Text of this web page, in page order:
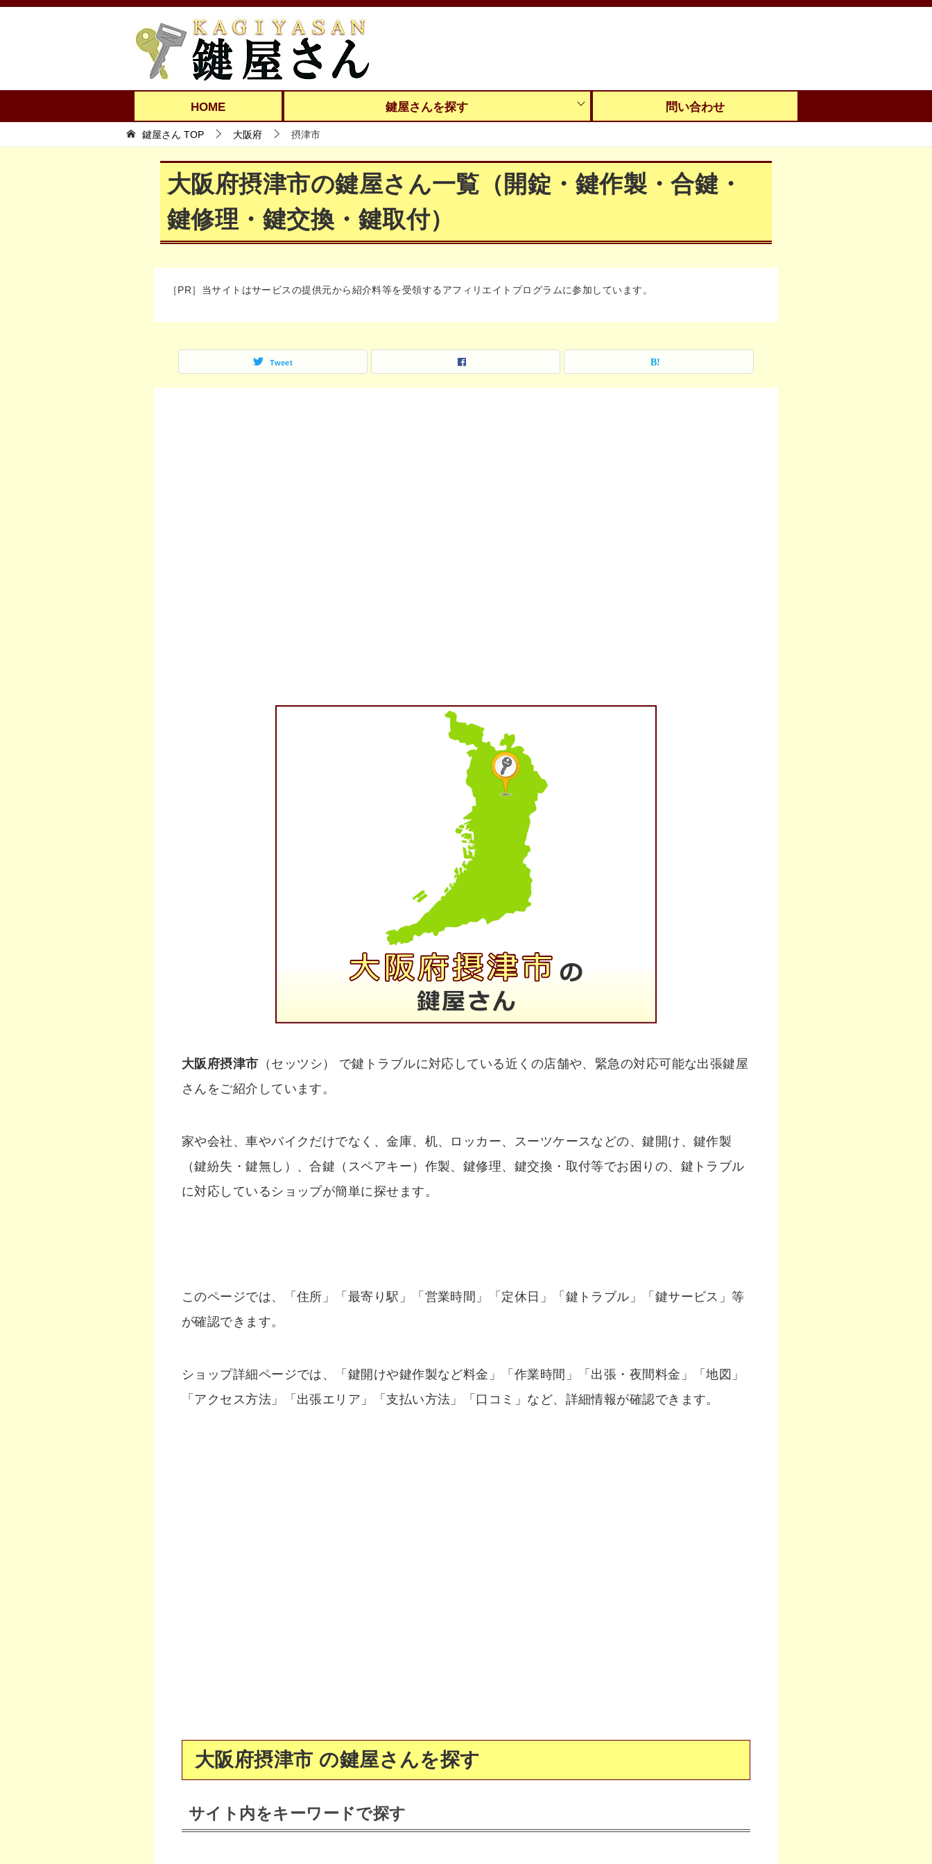
HOME 鍵屋さんを探す 問い合わせ
鍵屋さん TOP 大阪府 摂津市
大阪府摂津市の鍵屋さん一覧（開錠・鍵作製・合鍵・
鍵修理・鍵交換・鍵取付）
［PR］当サイトはサービスの提供元から紹介料等を受領するアフィリエイトプログラムに参加しています。
Tweet
大阪府摂津市 （セッツシ） で鍵トラブルに対応している近くの店舗や、緊急の対応可能な出張鍵屋
さんをご紹介しています。
家や会社、車やバイクだけでなく、金庫、机、ロッカー、スーツケースなどの、鍵開け、鍵作製
（鍵紛失・鍵無し）、合鍵（スペアキー）作製、鍵修理、鍵交換・取付等でお困りの、鍵トラブル
に対応しているショップが簡単に探せます。
このページでは、「住所」「最寄り駅」「営業時間」「定休日」「鍵トラブル」「鍵サービス」等
が確認できます。
ショップ詳細ページでは、「鍵開けや鍵作製など料金」「作業時間」「出張・夜間料金」「地図」
「アクセス方法」「出張エリア」「支払い方法」「口コミ」など、詳細情報が確認できます。
大阪府摂津市 の鍵屋さんを探す
サイト内をキーワードで探す